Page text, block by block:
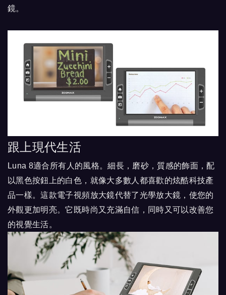
鏡。
跟上現代生活
Luna 8適合所有人的風格。細長，磨砂，質感的飾面，配
以黑色按鈕上的白色，就像大多數人都喜歡的炫酷科技產
品一樣。這款電子視頻放大鏡代替了光學放大鏡，使您的
外觀更加明亮。它既時尚又充滿自信，同時又可以改善您
的視覺生活。